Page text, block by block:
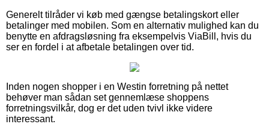
Generelt tilråder vi køb med gængse betalingskort eller
betalinger med mobilen. Som en alternativ mulighed kan du
benytte en afdragsløsning fra eksempelvis ViaBill, hvis du
ser en fordel i at afbetale betalingen over tid.
Inden nogen shopper i en Westin forretning på nettet
behøver man sådan set gennemlæse shoppens
forretningsvilkår, dog er det uden tvivl ikke videre
interessant.